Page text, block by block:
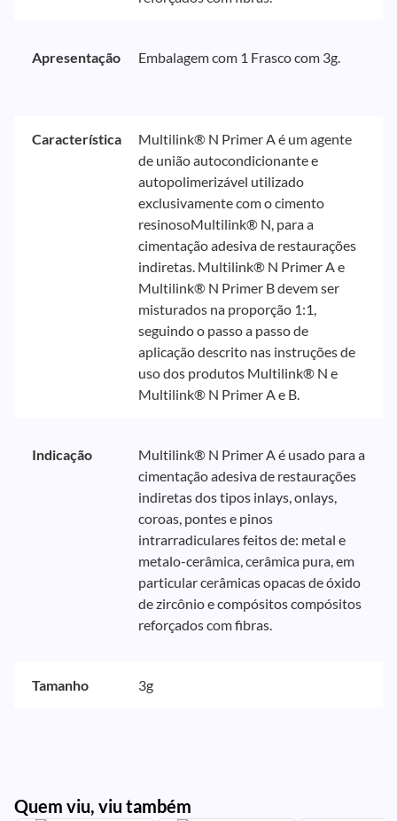
Apresentação Embalagem com 1 Frasco com 3g.
Característica
Multilink® N Primer A é um agente
de união autocondicionante e
autopolimerizável utilizado
exclusivamente com o cimento
resinosoMultilink® N, para a
cimentação adesiva de restaurações
indiretas. Multilink® N Primer A e
Multilink® N Primer B devem ser
misturados na proporção 1:1,
seguindo o passo a passo de
aplicação descrito nas instruções de
uso dos produtos Multilink® N e
Multilink® N Primer A e B.
Indicação
Multilink® N Primer A é usado para a
cimentação adesiva de restaurações
indiretas dos tipos inlays, onlays,
coroas, pontes e pinos
intrarradiculares feitos de: metal e
metalo-cerâmica, cerâmica pura, em
particular cerâmicas opacas de óxido
de zircônio e compósitos compósitos
reforçados com fibras.
Tamanho 3g
Quem viu, viu também